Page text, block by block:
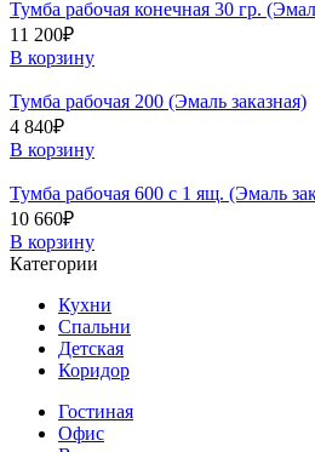
Тумба рабочая конечная 30 гр.
11 200₽
В корзину
Тумба рабочая 200 (Эмаль заказная)
4 840₽
В корзину
Тумба рабочая 600 с 1 ящ. (Эмаль
10 660₽
В корзину
Категории
Кухни
Спальни
Детская
Коридор
Гостиная
Офис